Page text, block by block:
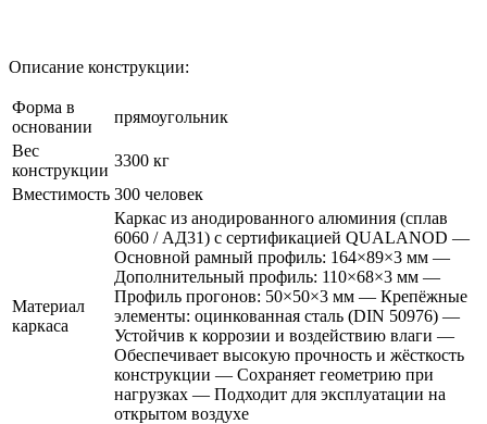
Описание конструкции:
Форма в
основании
прямоугольник
Вес
конструкции
3300 кг
Вместимость 300 человек
Материал
каркаса
Каркас из анодированного алюминия (сплав
6060 / АД31) с сертификацией QUALANOD —
Основной рамный профиль: 164×89×3 мм —
Дополнительный профиль: 110×68×3 мм —
Профиль прогонов: 50×50×3 мм — Крепёжные
элементы: оцинкованная сталь (DIN 50976) —
Устойчив к коррозии и воздействию влаги —
Обеспечивает высокую прочность и жёсткость
конструкции — Сохраняет геометрию при
нагрузках — Подходит для эксплуатации на
открытом воздухе